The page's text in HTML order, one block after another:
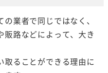
業者で同じではなく、
販路などによって、大き
取ることができる理由に